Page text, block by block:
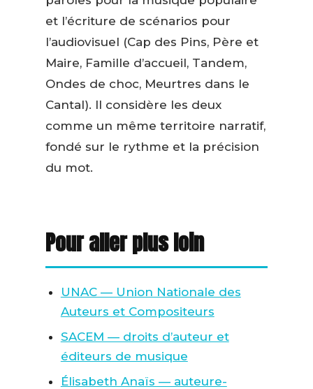
et l’écriture de scénarios pour
l’audiovisuel (Cap des Pins, Père et
Maire, Famille d’accueil, Tandem,
Ondes de choc, Meurtres dans le
Cantal). Il considère les deux
comme un même territoire narratif,
fondé sur le rythme et la précision
du mot.
Pour aller plus loin
UNAC — Union Nationale des
Auteurs et Compositeurs
SACEM — droits d’auteur et
éditeurs de musique
Élisabeth Anaïs — auteure-